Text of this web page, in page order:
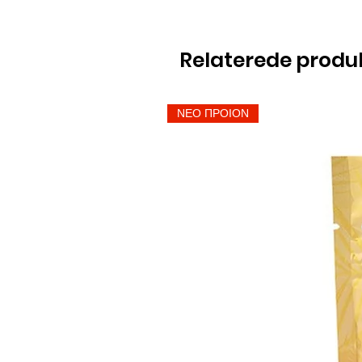
Relaterede
ΝΕΟ ΠΡΟΙΟΝ